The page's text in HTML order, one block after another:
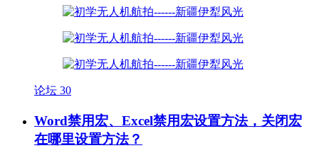
论坛 30
Word禁用宏、Excel禁用宏设置方法，关闭宏
在哪里设置方法？